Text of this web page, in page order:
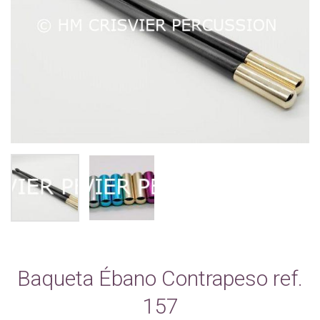
Baqueta Ébano Contrapeso ref.
157